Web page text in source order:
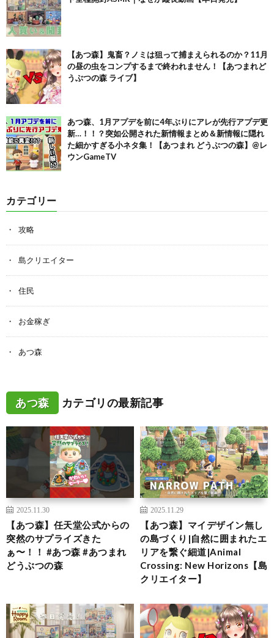
【あつ森】鬼畜？ノミは狙って捕まえられるのか？11月
の昼の虫をコンプするまで終われません！【あつまれど
うぶつの森 ライブ】
あつ森、1月アプデを前に4年ぶりにアレが先行アプデ更
新…！！？突如公開された新情報まとめ＆新情報に隠れ
た細かすぎる小ネタ集！【あつまれ どうぶつの森】@レ
ウンGameTV
カテゴリー
攻略
島クリエイター
住民
お金稼ぎ
あつ森
あつ森 カテゴリの最新記事
2025.11.30
【あつ森】任天堂公式からの
突然のサプライズきた
ぁ〜！！ #あつ森 #あつまれ
どうぶつの森
2025.11.29
【あつ森】マイデザイン無し
の島づくり|自然に囲まれたエ
リアを繋ぐ細道|Animal
Crossing: New Horizons【島
クリエイター】